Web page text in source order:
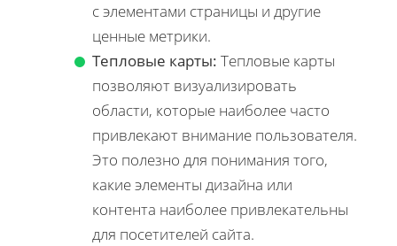
с элементами страницы и другие
ценные метрики.
Тепловые карты: Тепловые карты
позволяют визуализировать
области, которые наиболее часто
привлекают внимание пользователя.
Это полезно для понимания того,
какие элементы дизайна или
контента наиболее привлекательны
для посетителей сайта.